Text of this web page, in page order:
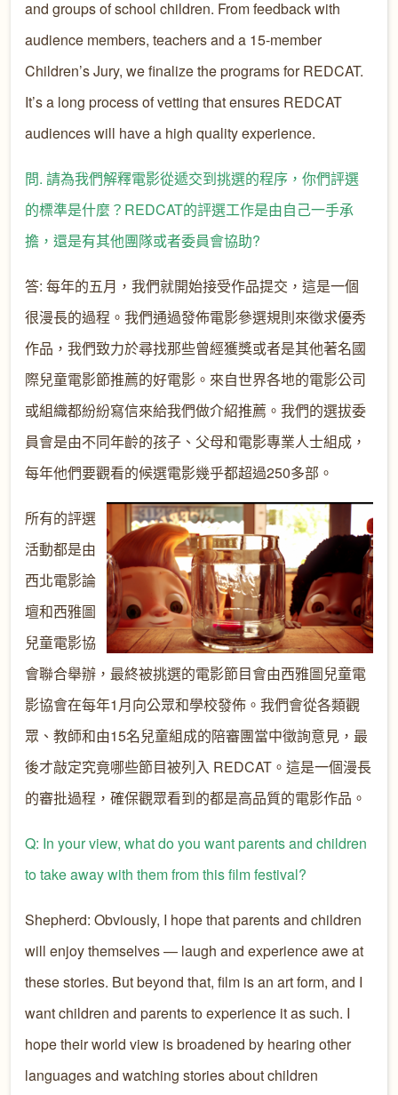
and groups of school children. From feedback with
audience members, teachers and a 15-member
Children’s Jury, we finalize the programs for REDCAT.
It’s a long process of vetting that ensures REDCAT
audiences will have a high quality experience.
問. 請為我們解釋電影從遞交到挑選的程序，你們評選
的標準是什麼？REDCAT的評選工作是由自己一手承
擔，還是有其他團隊或者委員會協助?
答: 每年的五月，我們就開始接受作品提交，這是一個
很漫長的過程。我們通過發佈電影參選規則來徵求優秀
作品，我們致力於尋找那些曾經獲獎或者是其他著名國
際兒童電影節推薦的好電影。來自世界各地的電影公司
或組織都紛紛寫信來給我們做介紹推薦。我們的選拔委
員會是由不同年齡的孩子、父母和電影專業人士組成，
每年他們要觀看的候選電影幾乎都超過250多部。
所有的評選
活動都是由
西北電影論
壇和西雅圖
兒童電影協
會聯合舉辦，最終被挑選的電影節目會由西雅圖兒童電
影協會在每年1月向公眾和學校發佈。我們會從各類觀
眾、教師和由15名兒童組成的陪審團當中徵詢意見，最
後才敲定究竟哪些節目被列入 REDCAT。這是一個漫長
的審批過程，確保觀眾看到的都是高品質的電影作品。
Q: In your view, what do you want parents and children
to take away with them from this film festival?
Shepherd: Obviously, I hope that parents and children
will enjoy themselves — laugh and experience awe at
these stories. But beyond that, film is an art form, and I
want children and parents to experience it as such. I
hope their world view is broadened by hearing other
languages and watching stories about children